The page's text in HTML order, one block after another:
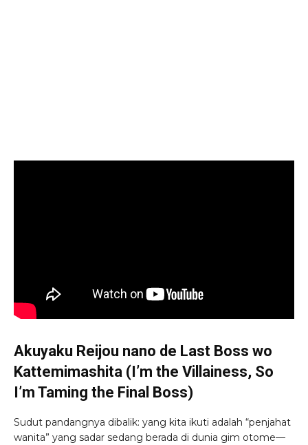
Akuyaku Reijou nano de Last Boss wo
Kattemimashita (I’m the Villainess, So
I’m Taming the Final Boss)
Sudut pandangnya dibalik: yang kita ikuti adalah “penjahat
wanita” yang sadar sedang berada di dunia gim otome—